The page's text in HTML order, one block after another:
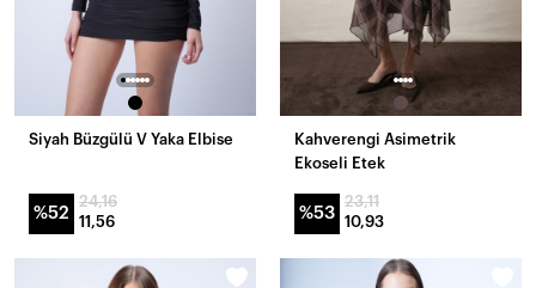
Siyah Büzgülü V Yaka Elbise
%52
24,16
11,56
Kahverengi Asimetrik
Ekoseli Etek
%53
23,11
10,93